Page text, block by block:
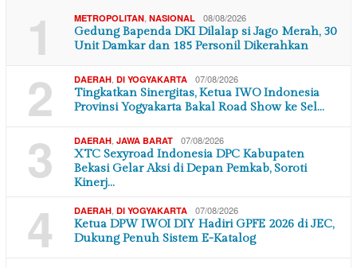
1 METROPOLITAN, NASIONAL 08/08/2026
Gedung Bapenda DKI Dilalap si Jago Merah, 30
Unit Damkar dan 185 Personil Dikerahkan
2 DAERAH, DI YOGYAKARTA 07/08/2026
Tingkatkan Sinergitas, Ketua IWO Indonesia
Provinsi Yogyakarta Bakal Road Show ke Sel…
3 DAERAH, JAWA BARAT 07/08/2026
XTC Sexyroad Indonesia DPC Kabupaten
Bekasi Gelar Aksi di Depan Pemkab, Soroti
Kinerj…
4 DAERAH, DI YOGYAKARTA 07/08/2026
Ketua DPW IWOI DIY Hadiri GPFE 2026 di JEC,
Dukung Penuh Sistem E-Katalog